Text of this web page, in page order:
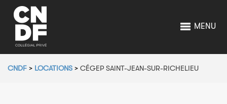
MENU
CNDF > LOCATIONS > CÉGEP SAINT-JEAN-SUR-RICHELIEU